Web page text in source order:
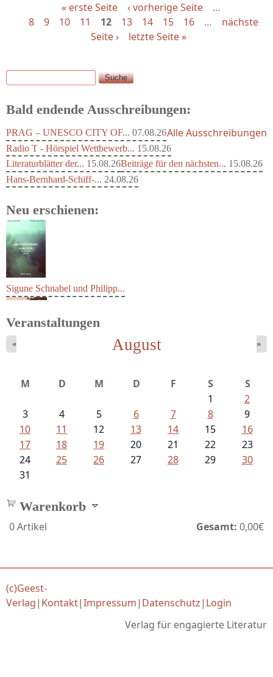
« erste Seite ‹ vorherige Seite
…
8
9 10 11 12 13 14 15 16 …
nächste
Seite ›
letzte Seite »
Suchformular
Suche
Bald endende Ausschreibungen:
PRAG – UNESCO CITY OF... 07.08.26
Radio T - Hörspiel Wettbewerb... 15.08.26
Literaturblätter der... 15.08.26Beiträge für den nächsten... 15.08.26
Hans-Bernhard-Schiff-... 24.08.26
Alle Ausschreibungen
Neu erschienen:
Sigune Schnabel und Philipp...
Veranstaltungen
August
« »
M D M D F S
S
1
2
3
4 5 6 7 8
9
10
11 12 13 14 15
16
17
18 19 20 21 22
23
24
25 26 27 28 29
30
31
Warenkorb
0Artikel Gesamt: 0,00€
(c)Geest-
Verlag| Kontakt|Impressum| Datenschutz| Login
Verlag für engagierte Literatur